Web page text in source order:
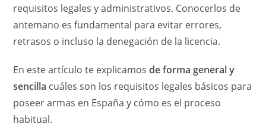
requisitos legales y administrativos. Conocerlos de
antemano es fundamental para evitar errores,
retrasos o incluso la denegación de la licencia.
En este artículo te explicamosde forma general y
sencilla cuáles son los requisitos legales básicos para
poseer armas en España y cómo es el proceso
habitual.